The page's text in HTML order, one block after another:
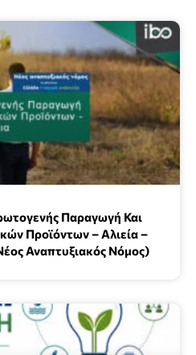
Παραγωγή Και
Προϊόντων – Αλιεία –
Αναπτυξιακός Νόμος)